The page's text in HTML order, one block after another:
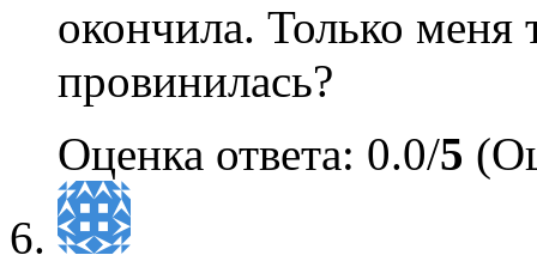
окончила. Только меня
провинилась?
Оценка ответа: 0.0/5